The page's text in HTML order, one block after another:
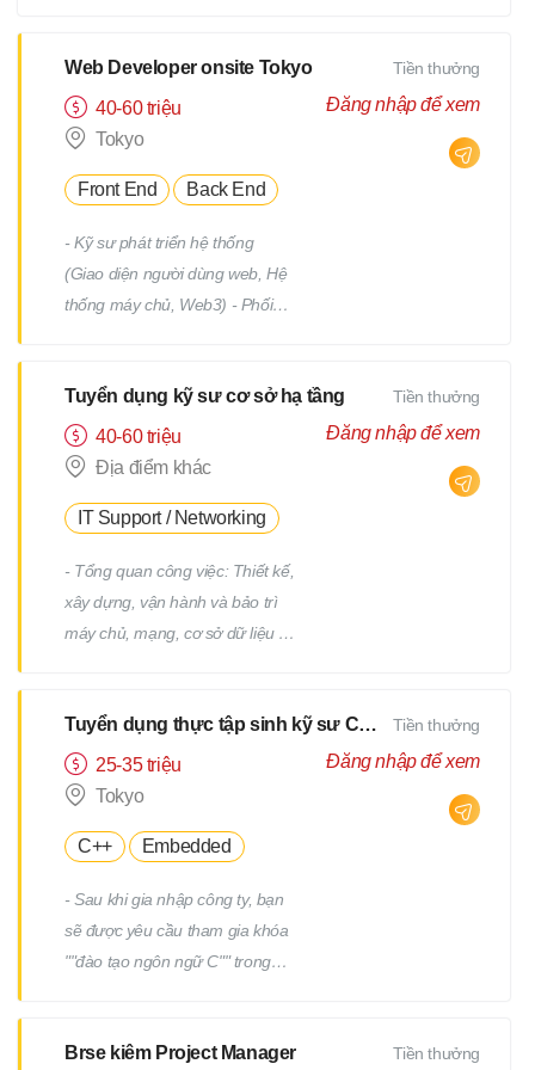
triển Quản lý: Chất lượng
(Quality) Tiến độ (Progress)
Thời hạn (Deadline)
Web Developer onsite Tokyo
40-60 triệu
Tokyo
Front End Back End
- Kỹ sư phát triển hệ thống
(Giao diện người dùng web, Hệ
thống máy chủ, Web3) - Phối
chính hoặc từng địa điểm dự án
(trong phạm vi 23 quận của
Tokyo) *Việc chuyển giao dự án
Tiền thưởng
Đăng nhập để xem
Tuyển dụng kỹ sư cơ sở hạ tầng
40-60 triệu
Địa điểm khác
IT Support / Networking
- Tổng quan công việc: Thiết kế,
xây dựng, vận hành và bảo trì
máy chủ, mạng, cơ sở dữ liệu /
cả các giai đoạn trên và dưới
của quy trình. Chúng tôi sẽ giao
cho bạn các công việc phù hợp
bạn. - Ví dụ về công việc: Thiết
Windows/Linux Tái cấu trúc hạ
tầng liên quan đến việc thay thế
hệ điều hành hoặc phần mềm
Tiền thưởng
Đăng nhập để xem
Tuyển dụng thực tập sinh kỹ sư CNTT
25-35 triệu
Tokyo
C++ Embedded
- Sau khi gia nhập công ty, bạn
sẽ được yêu cầu tham gia khóa
""đào tạo ngôn ngữ C"" trong
yêu cầu tham gia thêm một
Tiền thưởng
Đăng nhập để xem
Brse kiêm Project Manager
Tiền thưởng